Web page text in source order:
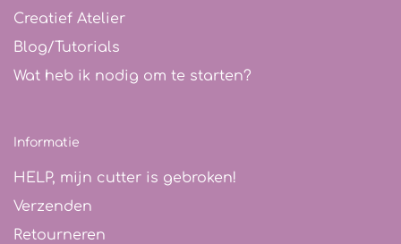
Creatief Atelier
Blog/Tutorials
Wat heb ik nodig om te starten?
Informatie
HELP, mijn cutter is gebroken!
Verzenden
Retourneren